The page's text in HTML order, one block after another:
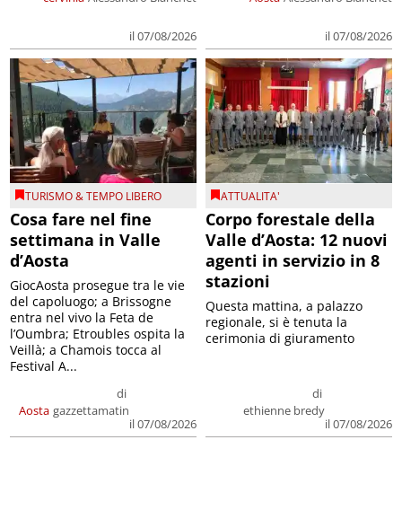
il 07/08/2026 il 07/08/2026
TURISMO & TEMPO LIBERO
Cosa fare nel fine
settimana in Valle
d’Aosta
Aosta
di
gazzettamatin
il 07/08/2026
GiocAosta prosegue tra le vie
del capoluogo; a Brissogne
entra nel vivo la Feta de
l’Oumbra; Etroubles ospita la
Veillà; a Chamois tocca al
Festival A...
ATTUALITA'
Corpo forestale della
Valle d’Aosta: 12 nuovi
agenti in servizio in 8
stazioni
di
ethienne bredy
il 07/08/2026
Questa mattina, a palazzo
regionale, si è tenuta la
cerimonia di giuramento